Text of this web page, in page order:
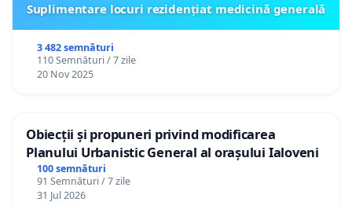
Suplimentare locuri rezidențiat medicină generală
3 482 semnături
110 Semnături / 7 zile
20 Nov 2025
Obiecții și propuneri privind modificarea
Planului Urbanistic General al orașului Ialoveni
100 semnături
91 Semnături / 7 zile
31 Jul 2026